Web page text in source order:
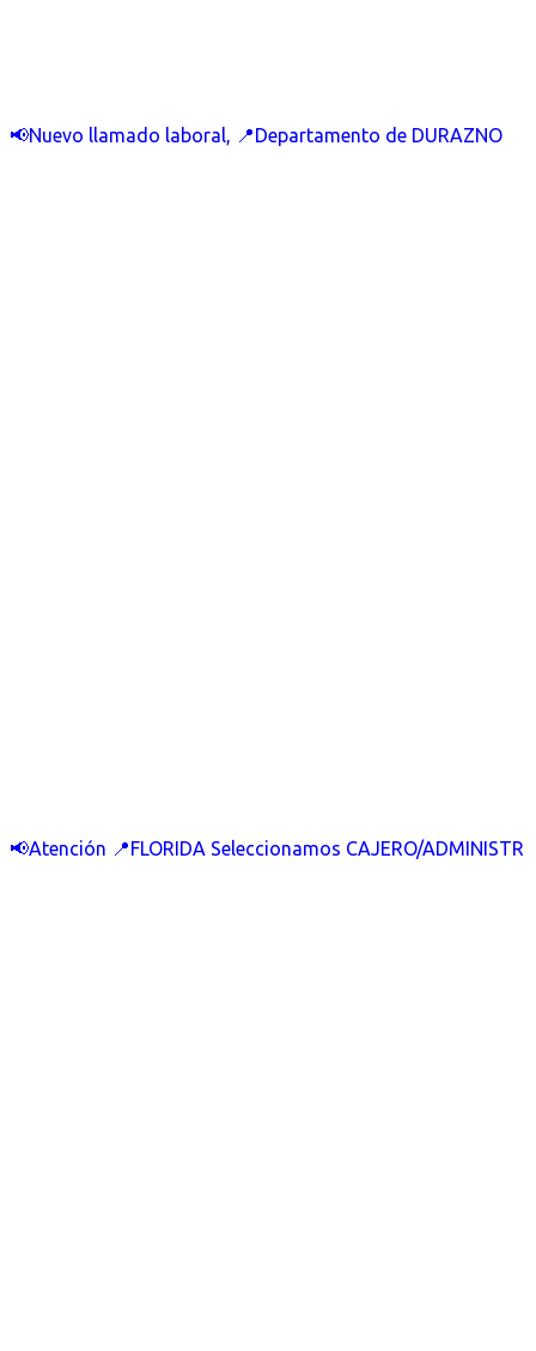
📢Nuevo llamado laboral, 📍Departamento de DURAZNO
📢Atención 📍FLORIDA Seleccionamos CAJERO/ADMINISTR